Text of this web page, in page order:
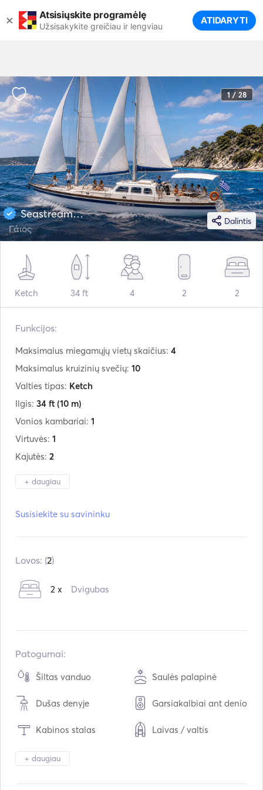
× Atsisiųskite programėlę
Užsisakykite greičiau ir lengviau ATIDARYTI
1 / 28
Dalintis
Seastream 34 34
Γάιος
Ketch 34 ft 4 2 2
Funkcijos:
Maksimalus miegamųjų vietų skaičius: 4
Maksimalus kruizinių svečių: 10
Valties tipas: Ketch
Ilgis: 34 ft (10 m)
Vonios kambariai: 1
Virtuvės: 1
Kajutės: 2
+ daugiau
Perdarytas į:
Kuro tipas:Dyzelinas
Susisiekite su savininku
Lovos: (2)
2 x Dvigubas
Patogumai:
Šiltas vanduo Saulės palapinė
Dušas denyje Garsiakalbiai ant denio
Kabinos stalas Laivas / valtis
Žiūronai
+ daugiau